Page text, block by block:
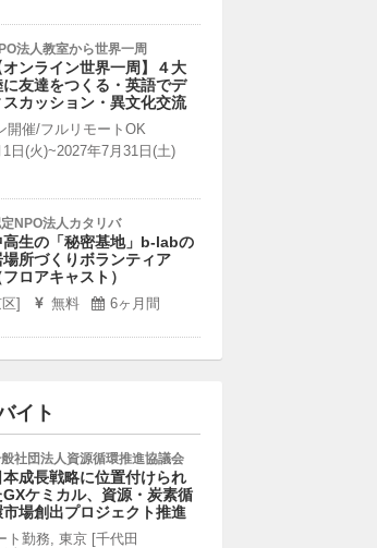
法人教室から世界一周
オンライン世界一周】４大
に友達をつくる・英語でデ
スカッション・異文化交流
開催/フルリモートOK
日(火)~2027年7月31日(土)
NPO法人カタリバ
高生の「秘密基地」b-labの
場所づくりボランティア
フロアキャスト）
] 無料 6ヶ月間
イト
社団法人資源循環推進協議会
本成長戦略に位置付けられ
GXケミカル、資源・炭素循
市場創出プロジェクト推進
ト勤務, 東京 [千代田